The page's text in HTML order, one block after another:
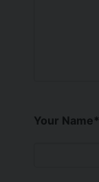
Your Name*